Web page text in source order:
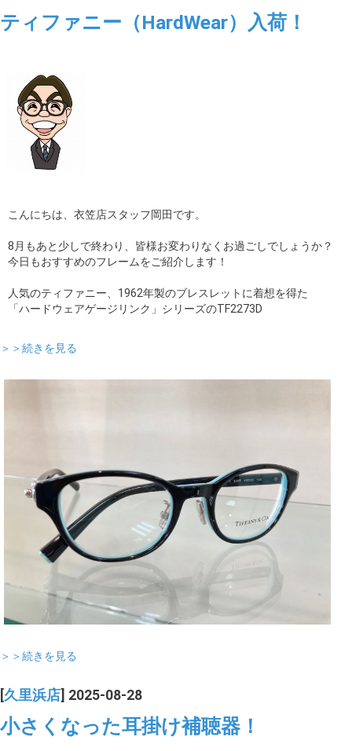
ティファニー（HardWear）入荷！
こんにちは、衣笠店スタッフ岡田です。
8月もあと少しで終わり、皆様お変わりなくお過ごしでしょうか？
今日もおすすめのフレームをご紹介します！
人気のティファニー、1962年製のブレスレットに着想を得た
「ハードウェアゲージリンク」シリーズのTF2273D
＞＞続きを見る
＞＞続きを見る
久里浜店 ] 2025-08-28
小さくなった耳掛け補聴器！